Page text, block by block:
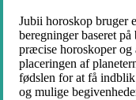
Jubii horoskop bruger
beregninger baseret
præcise horoskoper og
placeringen af
fødslen for at få
og mulige